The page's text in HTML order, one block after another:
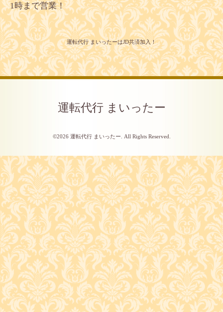
1時まで営業！
運転代行 まいったーはJD共済加入！
運転代行 まいったー
©2026 運転代行 まいったー . All Rights Reserved.